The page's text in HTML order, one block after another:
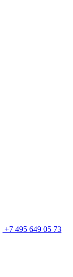
+7 495 649 05 73